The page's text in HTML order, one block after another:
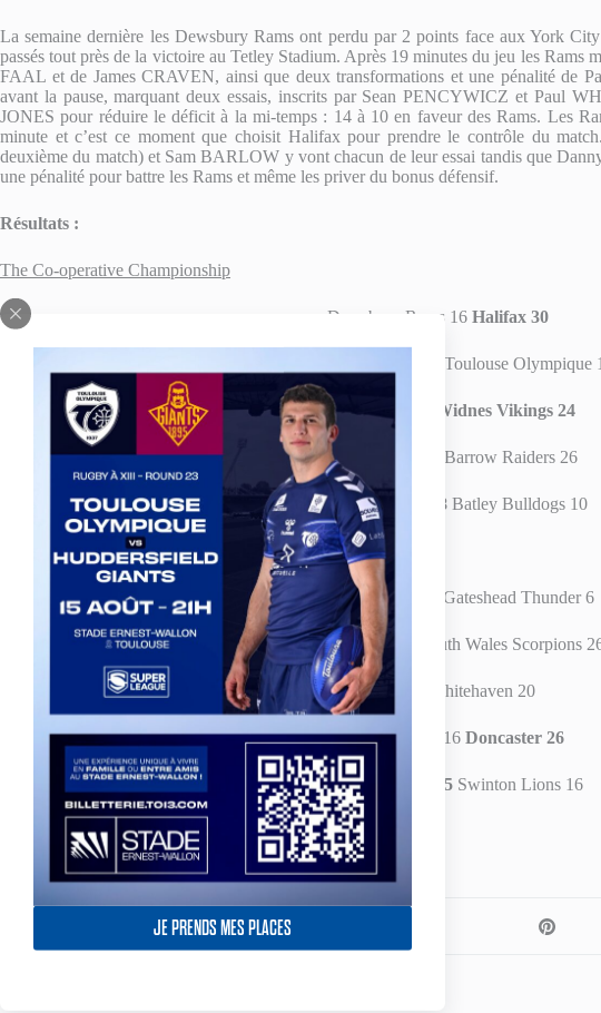
JE PRENDS MES PLACES
La semaine dernière les Dewsbury Rams ont perdu par 2 points face aux York
passés tout près de la victoire au Tetley Stadium. Après 19 minutes du jeu les Rams
FAAL et de James CRAVEN, ainsi que deux transformations et une pénalité de
avant la pause, marquant deux essais, inscrits par Sean PENCYWICZ et Paul
JONES pour réduire le déficit à la mi-temps : 14 à 10 en faveur des Rams. Les
minute et c’est ce moment que choisit Halifax pour prendre le contrôle du
deuxième du match) et Sam BARLOW y vont chacun de leur essai tandis que
une pénalité pour battre les Rams et même les priver du bonus défensif.
Résultats :
The Co-operative Championship
Dewsbury Rams 16 Halifax30
Toulouse Olympique
Hunslet Hawks 22 Widnes Vikings 24
Sheffield Barrow Raiders 26
YorkCityKnights 18 Batley Bulldogs 10
Co-operative Championship One
Keighley Cougars 92 Gateshead Thunder 6
LondonSkolars 27 South Wales Scorpions
Oldham Whitehaven 20
Rochdale Hornets 16 Doncaster26
Workington Town 25 Swinton Lions 16
Partagez votre amour